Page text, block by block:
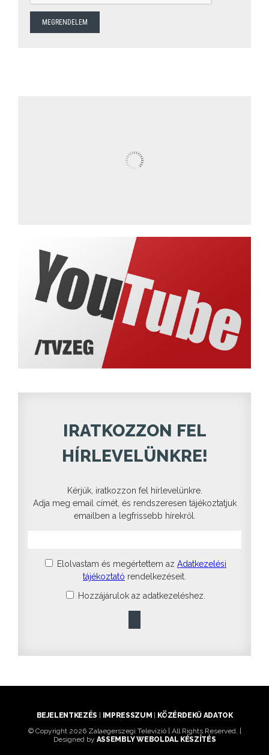
IRATKOZZON FEL
HÍRLEVELÜNKRE!
Kérjük, iratkozzon fel hírlevelünkre.
Adja meg email címét, és rendszeresen tájékoztatjuk
emailben a legfrissebb hírekről.
Elolvastam és megértettem az Adatkezelési
tájékoztató rendelkezéseit.
Hozzájárulok az adatkezeléshez.
BEJELENTKEZÉS IMPRESSZUM
KÖZÉRDEKŰ ADATOK
© Copyright 2026 Zalaegerszegi Televízió | All Rights Reserved. |
Designed by ASSEMBLY WEBOLDAL KÉSZÍTÉS